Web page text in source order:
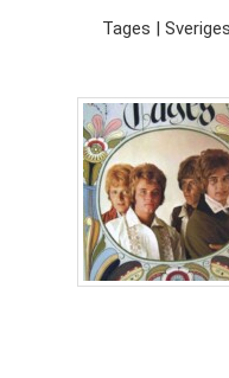
Tages |